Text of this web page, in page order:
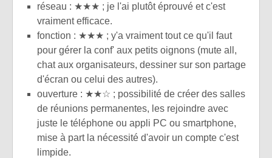
réseau : ★★★ ; je l'ai plutôt éprouvé et c'est
vraiment efficace.
fonction : ★★★ ; y'a vraiment tout ce qu'il faut
pour gérer la conf' aux petits oignons (mute all,
chat aux organisateurs, dessiner sur son partage
d'écran ou celui des autres).
ouverture : ★★☆ ; possibilité de créer des salles
de réunions permanentes, les rejoindre avec
juste le téléphone ou appli PC ou smartphone,
mise à part la nécessité d'avoir un compte c'est
limpide.